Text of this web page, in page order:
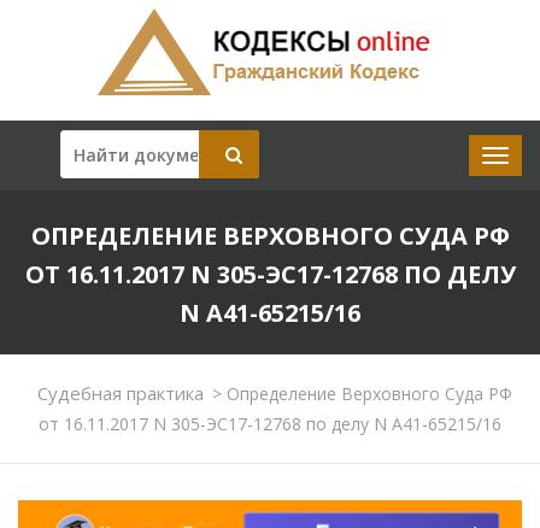
ОПРЕДЕЛЕНИЕ ВЕРХОВНОГО СУДА РФ
ОТ 16.11.2017 N 305-ЭС17-12768 ПО ДЕЛУ
N А41-65215/16
Судебная практика >Определение Верховного Суда РФ
от 16.11.2017 N 305-ЭС17-12768 по делу N А41-65215/16